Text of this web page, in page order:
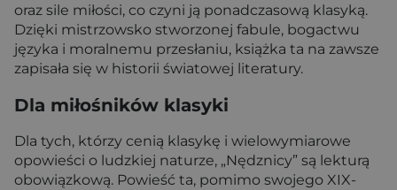
oraz sile miłości, co czyni ją ponadczasową klasyką.
Dzięki mistrzowsko stworzonej fabule, bogactwu
języka i moralnemu przesłaniu, książka ta na zawsze
zapisała się w historii światowej literatury.
Dla miłośników klasyki
Dla tych, którzy cenią klasykę i wielowymiarowe
opowieści o ludzkiej naturze, „Nędznicy” są lekturą
obowiązkową. Powieść ta, pomimo swojego XIX-